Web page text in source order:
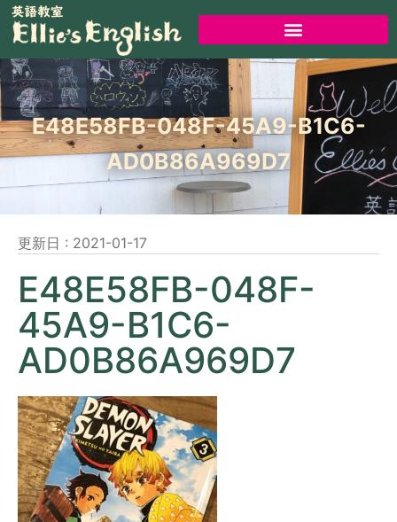
E48E58FB-048F-45A9-B1C6-
AD0B86A969D7
更新日 : 2021-01-17
E48E58FB-048F-
45A9-B1C6-
AD0B86A969D7